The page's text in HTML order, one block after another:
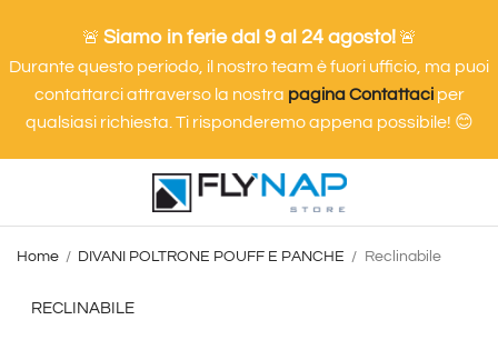
🚨 Siamo in ferie dal 9 al 24 agosto!🚨
Durante questo periodo, il nostro team è fuori ufficio, ma puoi
contattarci attraverso la nostra pagina Contattaciper
qualsiasi richiesta. Ti risponderemo appena possibile! 😊
Home DIVANI POLTRONE POUFF E PANCHE Reclinabile
RECLINABILE